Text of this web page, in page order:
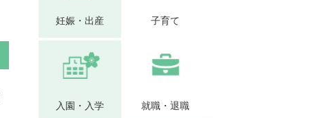
妊娠・出産 子育て
入園・入学 就職・退職